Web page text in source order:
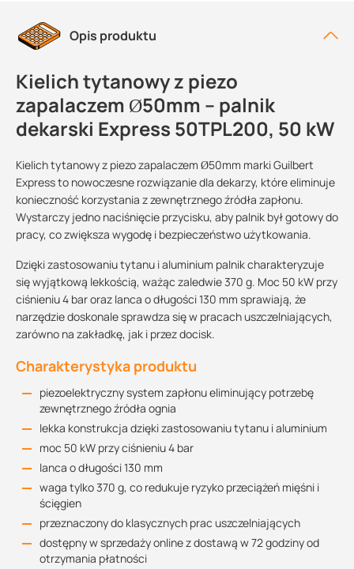
Opis produktu
Kielich tytanowy z piezo
zapalaczem Ø50mm – palnik
dekarski Express 50TPL200, 50 kW
Kielich tytanowy z piezo zapalaczem Ø50mm marki Guilbert
Express to nowoczesne rozwiązanie dla dekarzy, które eliminuje
konieczność korzystania z zewnętrznego źródła zapłonu.
Wystarczy jedno naciśnięcie przycisku, aby palnik był gotowy do
pracy, co zwiększa wygodę i bezpieczeństwo użytkowania.
Dzięki zastosowaniu tytanu i aluminium palnik charakteryzuje
się wyjątkową lekkością, ważąc zaledwie 370 g. Moc 50 kW przy
ciśnieniu 4 bar oraz lanca o długości 130 mm sprawiają, że
narzędzie doskonale sprawdza się w pracach uszczelniających,
zarówno na zakładkę, jak i przez docisk.
Charakterystyka produktu
piezoelektryczny system zapłonu eliminujący potrzebę
zewnętrznego źródła ognia
lekka konstrukcja dzięki zastosowaniu tytanu i aluminium
moc 50 kW przy ciśnieniu 4 bar
lanca o długości 130 mm
waga tylko 370 g, co redukuje ryzyko przeciążeń mięśni i
ścięgien
przeznaczony do klasycznych prac uszczelniających
dostępny w sprzedaży online z dostawą w 72 godziny od
otrzymania płatności